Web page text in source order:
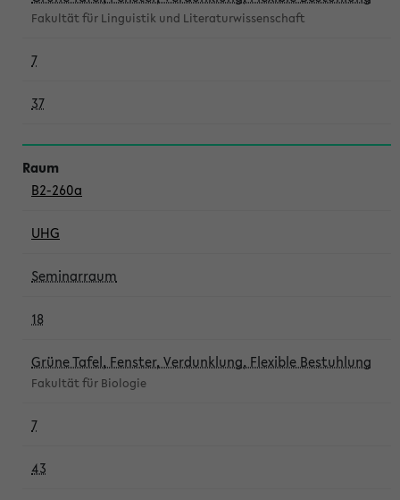
Fakultät für Linguistik und Literaturwissenschaft
7
37
B2-260a
UHG
Seminarraum
18
Grüne Tafel, Fenster, Verdunklung, Flexible Bestuhlung
Fakultät für Biologie
7
43